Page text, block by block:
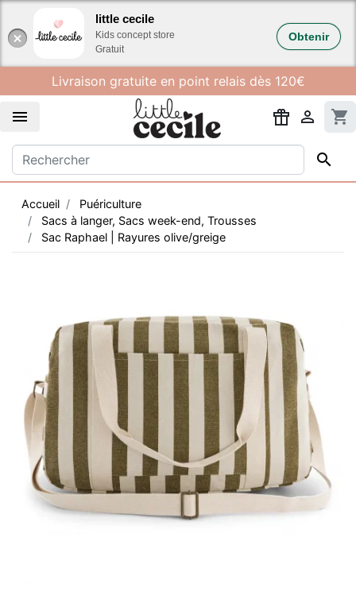
little cecile
Kids concept store
Gratuit
Obtenir
Livraison gratuite en point relais dès 120€
  shopping_cart

Accueil
Puériculture
Sacs à langer, Sacs week-end, Trousses
Sac Raphael | Rayures olive/greige